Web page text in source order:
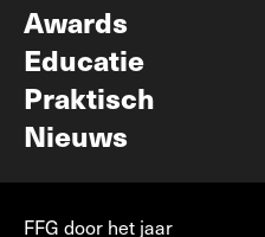
Awards
Educatie
Praktisch
Nieuws
FFG door het jaar